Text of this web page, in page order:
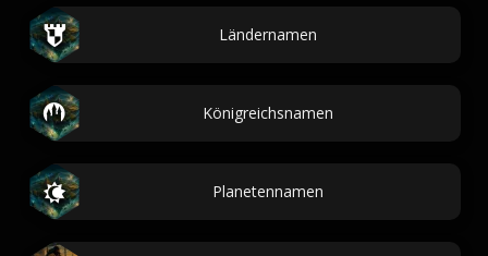
Ländernamen
Königreichsnamen
Planetennamen